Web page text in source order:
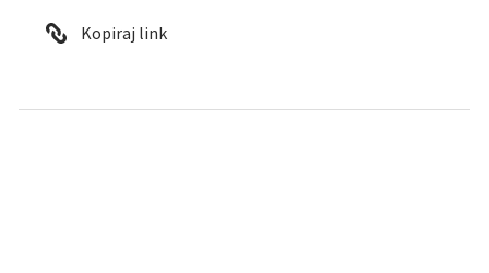
Kopiraj link